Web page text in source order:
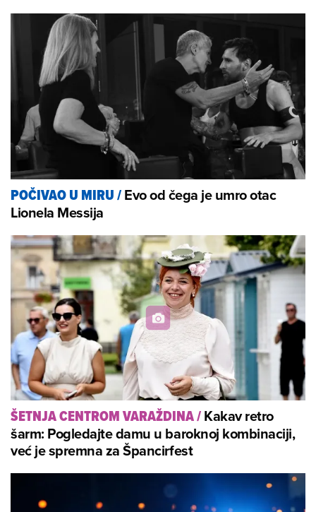
POČIVAO U MIRU/Evo od čega je umro otac
Lionela Messija
ŠETNJA CENTROM VARAŽDINA/Kakav retro
šarm: Pogledajte damu u baroknoj kombinaciji,
već je spremna za Špancirfest